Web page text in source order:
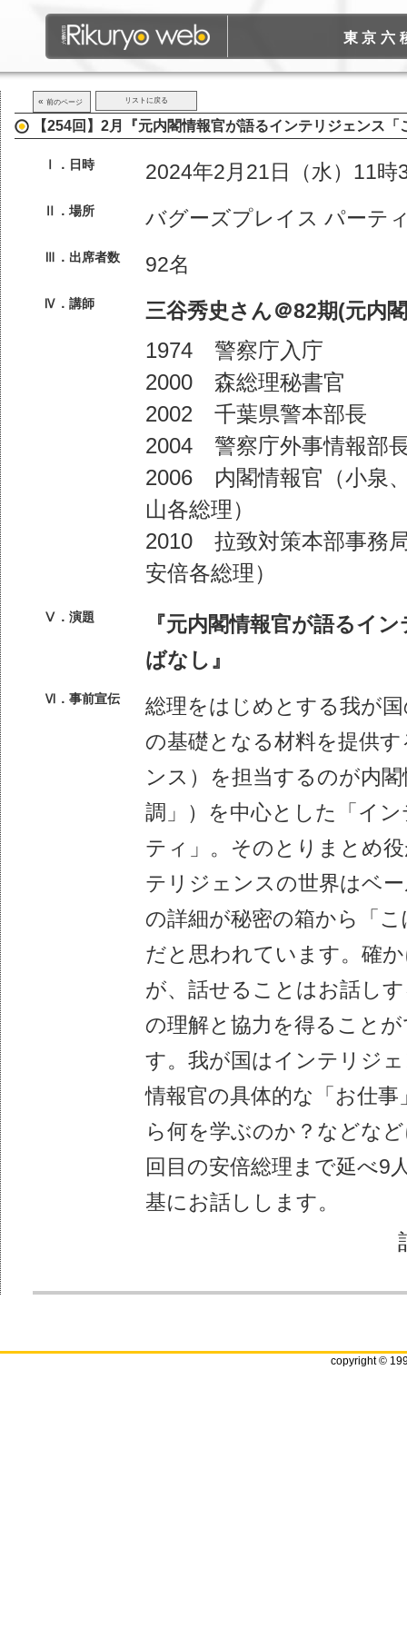
東京六
« 前のページ リストに戻る
【254回】2月『元内閣情報官が語るインテリジェンス「
Ⅰ．日時 2024年2月21日（水）11時
Ⅱ．場所 バグーズプレイス パーテ
Ⅲ．出席者数 92名
Ⅳ．講師
三谷秀史さん＠82期(元内
1974 警察庁入庁
2000 森総理秘書官
2002 千葉県警本部長
2004 警察庁外事情報部
2006 内閣情報官（小泉
山各総理）
2010 拉致対策本部事務
安倍各総理）
Ⅴ．演題
『元内閣情報官が語るイ
ばなし』
Ⅵ．事前宣伝
総理をはじめとする我が
の基礎となる材料を提供
ンス）を担当するのが内
調」）を中心とした「イ
ティ」。そのとりまとめ
テリジェンスの世界はベ
の詳細が秘密の箱から「
だと思われています。確
が、話せることはお話し
の理解と協力を得ること
す。我が国はインテリジ
情報官の具体的な「お仕
ら何を学ぶのか？などな
回目の安倍総理まで延べ9
基にお話しします。
copyright ©